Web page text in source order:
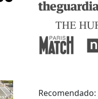
Recomendado: